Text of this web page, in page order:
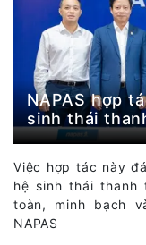
NAPAS hợp
sinh thái
Việc hợp tác này
hệ sinh thái thanh
toàn, minh bạch
NAPAS